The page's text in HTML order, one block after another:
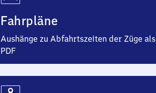
Fahrpläne
Aushänge zu Abfahrtszeiten der Züge als
PDF